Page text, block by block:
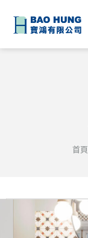
首頁